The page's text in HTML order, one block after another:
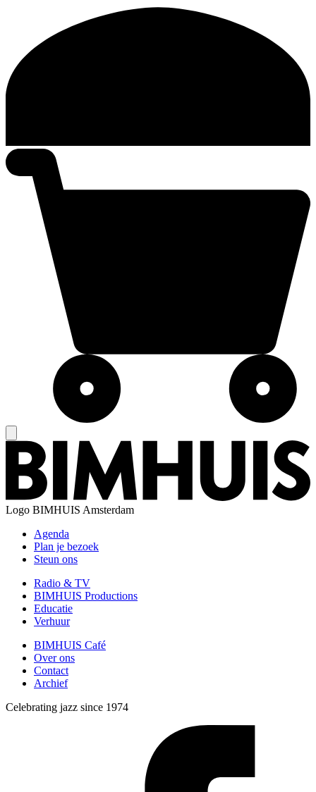
Logo BIMHUIS Amsterdam
Agenda
Plan je bezoek
Steun ons
Radio & TV
BIMHUIS Productions
Educatie
Verhuur
BIMHUIS Café
Over ons
Contact
Archief
Celebrating jazz since 1974